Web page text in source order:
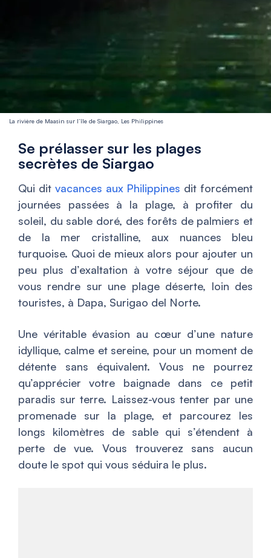
La rivière de Maasin sur l’île de Siargao, Les Philippines
Se prélasser sur les plages
secrètes de Siargao
Qui dit vacances aux Philippines dit forcément
journées passées à la plage, à profiter du
soleil, du sable doré, des forêts de palmiers et
de la mer cristalline, aux nuances bleu
turquoise. Quoi de mieux alors pour ajouter un
peu plus d’exaltation à votre séjour que de
vous rendre sur une plage déserte, loin des
touristes, à Dapa, Surigao del Norte.
Une véritable évasion au cœur d’une nature
idyllique, calme et sereine, pour un moment de
détente sans équivalent. Vous ne pourrez
qu’apprécier votre baignade dans ce petit
paradis sur terre. Laissez-vous tenter par une
promenade sur la plage, et parcourez les
longs kilomètres de sable qui s’étendent à
perte de vue. Vous trouverez sans aucun
doute le spot qui vous séduira le plus.